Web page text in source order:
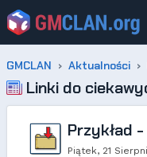
GMCLAN Aktualności
Linki do
Przykład
Piątek, 21